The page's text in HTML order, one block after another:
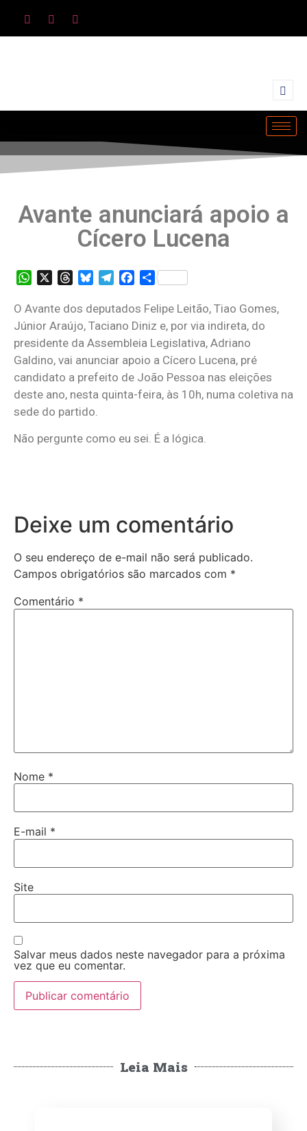
Avante anunciará apoio a
Cícero Lucena
WhatsAppThreadsBlueskyTelegramFacebook
Share
O Avante dos deputados Felipe Leitão, Tiao Gomes,
Júnior Araújo, Taciano Diniz e, por via indireta, do
presidente da Assembleia Legislativa, Adriano
Galdino, vai anunciar apoio a Cícero Lucena, pré
candidato a prefeito de João Pessoa nas eleições
deste ano, nesta quinta-feira, às 10h, numa coletiva na
sede do partido.
Não pergunte como eu sei. É a lógica.
Deixe um comentário
O seu endereço de e-mail não será publicado.
Campos obrigatórios são marcados com *
Comentário *
Nome *
E-mail *
Site
Salvar meus dados neste navegador para a próxima
vez que eu comentar.
Leia Mais